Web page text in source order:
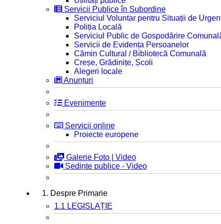
Servicii Publice în Subordine
Serviciul Voluntar pentru Situații de
Poliția Locală
Serviciul Public de Gospodărire
Servicii de Evidența Persoanelor
Cămin Cultural / Bibliotecă Comunală
Creșe, Grădinițe, Școli
Alegeri locale
Anunțuri
Evenimente
Servicii online
Proiecte europene
Galerie Foto | Video
Sedinte publice - Video
1. Despre Primarie
1.1 LEGISLAȚIE